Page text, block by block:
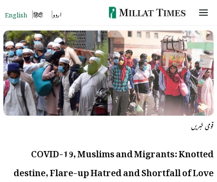
content
English हिंदी اردو
قومی خبریں
COVID-19, Muslims and Migrants: Knotted
destine, Flare-up Hatred and Shortfall of Love